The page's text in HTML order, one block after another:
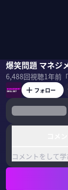
爆笑問題 マネジ
6,488回視聴1年前
太田光代坡山里帆
フォロー
コメントをして